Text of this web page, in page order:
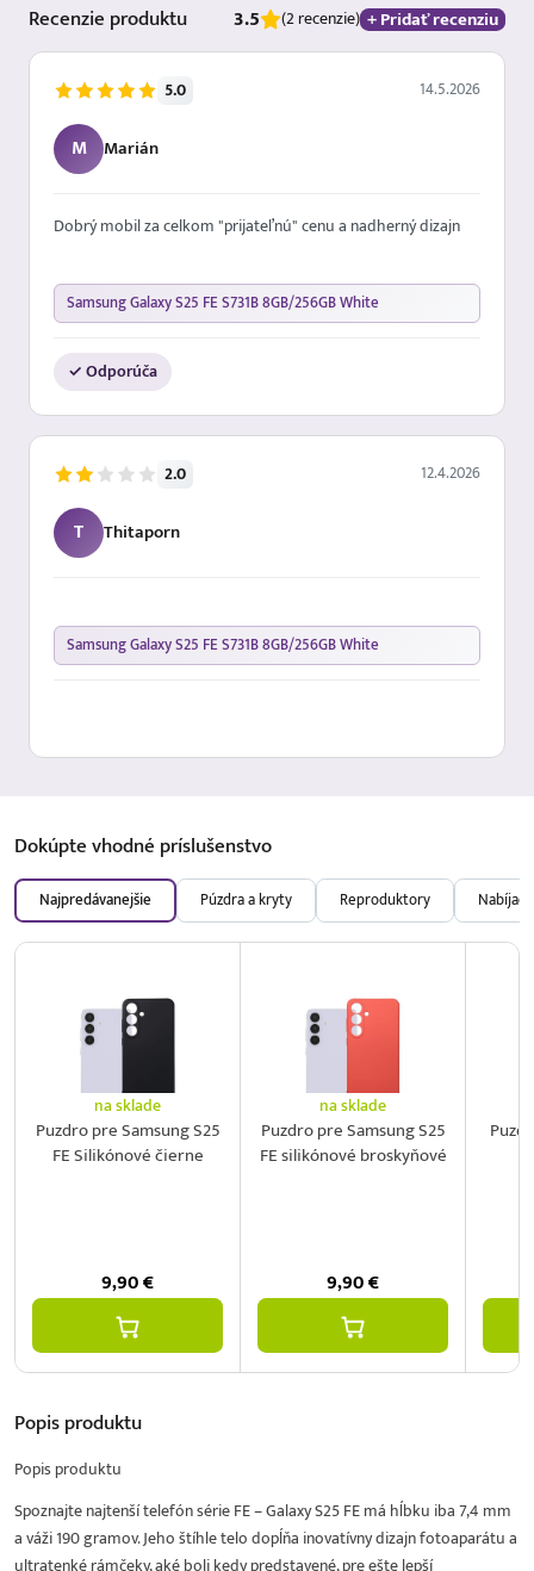
Recenzie produktu 3.5 (2 recenzie) + Pridať recenziu
5.0 14.5.2026
M Marián
Dobrý mobil za celkom "prijateľnú" cenu a nadherný dizajn
Samsung Galaxy S25 FE S731B 8GB/256GB White
✓ Odporúča
2.0 12.4.2026
T Thitaporn
Samsung Galaxy S25 FE S731B 8GB/256GB White
Dokúpte vhodné príslušenstvo
Najpredávanejšie Púzdra a kryty Reproduktory
na sklade
Puzdro pre Samsung S25
FE Silikónové čierne
9,90€
na sklade
Puzdro pre Samsung S25
FE silikónové broskyňové
9,90€
Popisproduktu
Popis produktu
Spoznajte najtenší telefón série FE – Galaxy S25 FE má hĺbku iba 7,4 mm
a váži 190 gramov. Jeho štíhle telo dopĺňa inovatívny dizajn fotoaparátu a
ultratenké rámčeky, aké boli kedy predstavené, pre ešte lepší